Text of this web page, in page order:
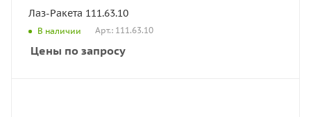
Лаз-Ракета 111.63.10
В наличии Арт.: 111.63.10
Цены по запросу